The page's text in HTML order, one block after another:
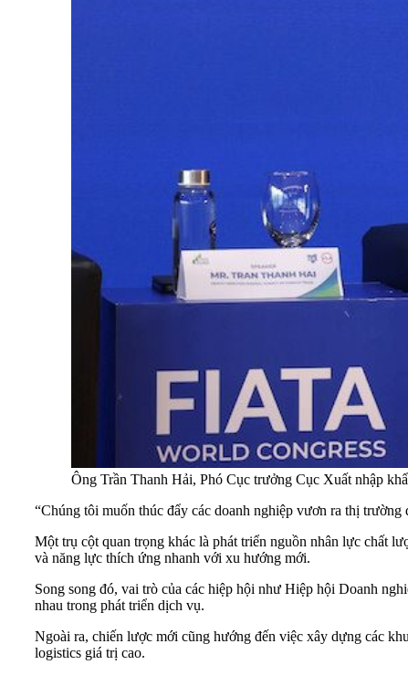
Ông Trần Thanh Hải, Phó Cục trưởng Cục Xuất nhập
“Chúng tôi muốn thúc đẩy các doanh nghiệp vươn ra thị
Một trụ cột quan trọng khác là phát triển nguồn nhân lực chất
và năng lực thích ứng nhanh với xu hướng mới.
Song song đó, vai trò của các hiệp hội như Hiệp hội Doanh
nhau trong phát triển dịch vụ.
Ngoài ra, chiến lược mới cũng hướng đến việc xây dựng các
logistics giá trị cao.